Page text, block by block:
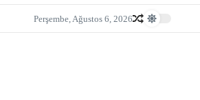
Perşembe, Ağustos 6, 2026